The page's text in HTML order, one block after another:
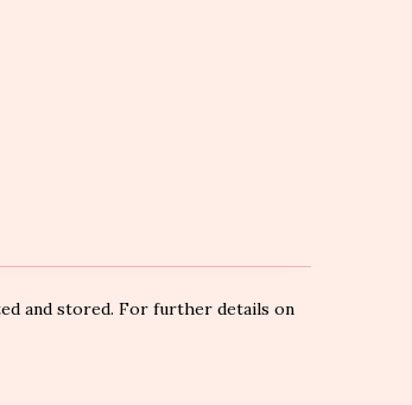
and stored. For further details on